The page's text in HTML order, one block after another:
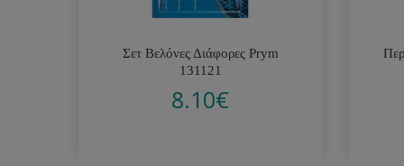
Σετ Βελόνες Διάφορες Prym
131121
8.10€